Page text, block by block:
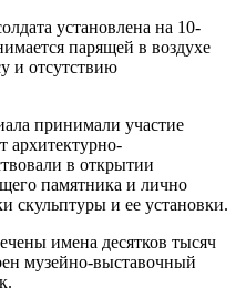
установлена на 10-
парящей в воздухе
и отсутствию
принимали участие
архитектурно-
в открытии
памятника и лично
скульптуры и ее установки.
имена десятков тысяч
музейно-выставочный